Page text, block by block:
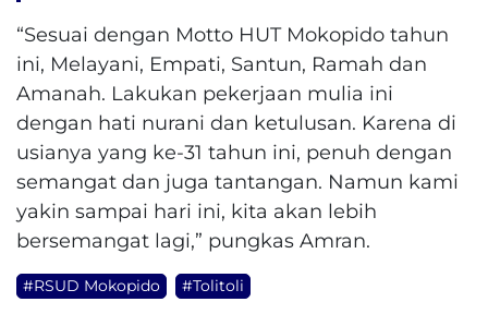
“Sesuai dengan Motto HUT Mokopido tahun
ini, Melayani, Empati, Santun, Ramah dan
Amanah. Lakukan pekerjaan mulia ini
dengan hati nurani dan ketulusan. Karena di
usianya yang ke-31 tahun ini, penuh dengan
semangat dan juga tantangan. Namun kami
yakin sampai hari ini, kita akan lebih
bersemangat lagi,” pungkas Amran.
#RSUD Mokopido #Tolitoli